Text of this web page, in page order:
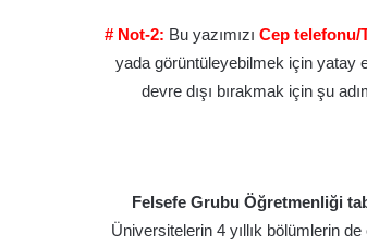
# Not-2: Bu yazımızı Cep telefonu/
yada görüntüleyebilmek için yatay
devre dışı bırakmak için şu
Felsefe Grubu Öğretmenliği
Üniversitelerin 4 yıllık bölümlerin